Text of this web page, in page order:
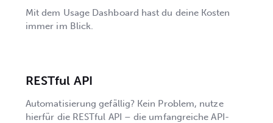
Mit dem Usage Dashboard hast du deine Kosten
immer im Blick.
RESTful API
Automatisierung gefällig? Kein Problem, nutze
hierfür die RESTful API – die umfangreiche API-